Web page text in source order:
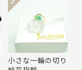
小さな一輪の切り